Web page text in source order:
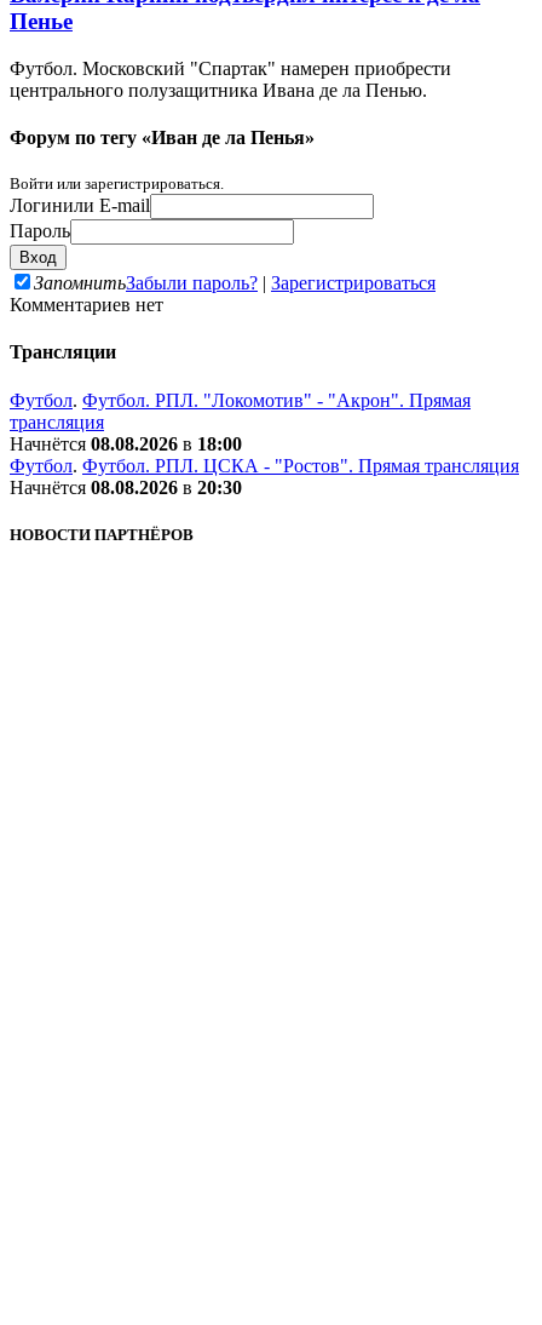
Пенье
Футбол. Московский "Спартак" намерен приобрести
центрального полузащитника Ивана де ла Пенью.
Форум по тегу «Иван де ла Пенья»
Войти или зарегистрироваться.
Логинили E-mail
Пароль
ЗапомнитьЗабыли пароль? | Зарегистрироваться
Комментариев нет
Трансляции
Футбол. Футбол. РПЛ. "Локомотив" - "Акрон". Прямая
трансляция
Начнётся 08.08.2026 в 18:00
Футбол. Футбол. РПЛ. ЦСКА - "Ростов". Прямая трансляция
Начнётся 08.08.2026 в 20:30
НОВОСТИ ПАРТНЁРОВ